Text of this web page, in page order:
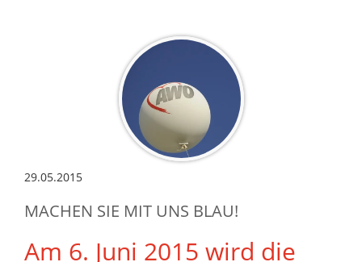
29.05.2015
MACHEN SIE MIT UNS BLAU!
Am 6. Juni 2015 wird die